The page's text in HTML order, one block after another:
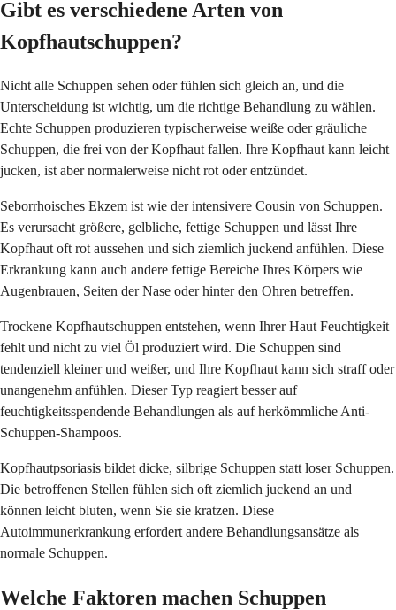
Gibt es verschiedene Arten von
Kopfhautschuppen?
Nicht alle Schuppen sehen oder fühlen sich gleich an, und die
Unterscheidung ist wichtig, um die richtige Behandlung zu wählen.
Echte Schuppen produzieren typischerweise weiße oder gräuliche
Schuppen, die frei von der Kopfhaut fallen. Ihre Kopfhaut kann leicht
jucken, ist aber normalerweise nicht rot oder entzündet.
Seborrhoisches Ekzem ist wie der intensivere Cousin von Schuppen.
Es verursacht größere, gelbliche, fettige Schuppen und lässt Ihre
Kopfhaut oft rot aussehen und sich ziemlich juckend anfühlen. Diese
Erkrankung kann auch andere fettige Bereiche Ihres Körpers wie
Augenbrauen, Seiten der Nase oder hinter den Ohren betreffen.
Trockene Kopfhautschuppen entstehen, wenn Ihrer Haut Feuchtigkeit
fehlt und nicht zu viel Öl produziert wird. Die Schuppen sind
tendenziell kleiner und weißer, und Ihre Kopfhaut kann sich straff oder
unangenehm anfühlen. Dieser Typ reagiert besser auf
feuchtigkeitsspendende Behandlungen als auf herkömmliche Anti-
Schuppen-Shampoos.
Kopfhautpsoriasis bildet dicke, silbrige Schuppen statt loser Schuppen.
Die betroffenen Stellen fühlen sich oft ziemlich juckend an und
können leicht bluten, wenn Sie sie kratzen. Diese
Autoimmunerkrankung erfordert andere Behandlungsansätze als
normale Schuppen.
Welche Faktoren machen Schuppen